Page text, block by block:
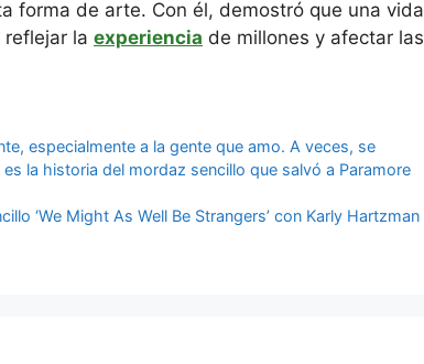
forma de arte. Con él, demostró que una vida
la experiencia de millones y afectar las
especialmente a la gente que amo. A veces, se
la historia del mordaz sencillo que salvó a Paramore
‘We Might As Well Be Strangers’ con Karly Hartzman